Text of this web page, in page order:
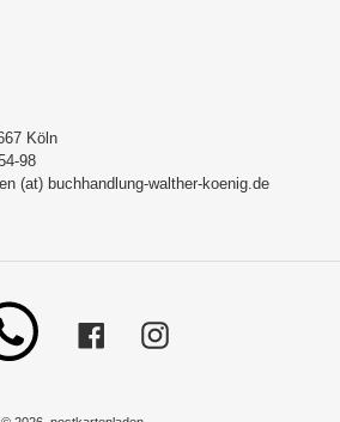
Köln
98
(at) buchhandlung-walther-koenig.de
FacebookInstagram